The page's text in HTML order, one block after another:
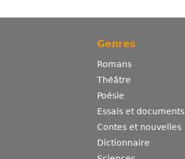
Genres
Romans
Théâtre
Poésie
Essais et documents
Contes et nouvelles
Dictionnaire